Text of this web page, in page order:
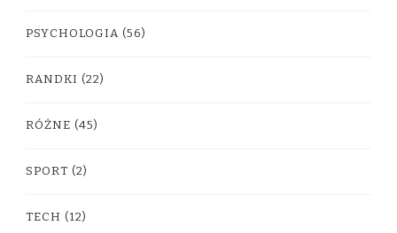
PSYCHOLOGIA (56)
RANDKI (22)
RÓŻNE (45)
SPORT (2)
TECH (12)